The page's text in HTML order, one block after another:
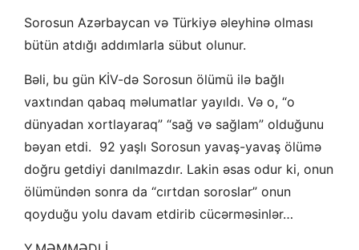
Sorosun Azərbaycan və Türkiyə əleyhinə olması
bütün atdığı addımlarla sübut olunur.
Bəli, bu gün KİV-də Sorosun ölümü ilə bağlı
vaxtından qabaq məlumatlar yayıldı. Və o, “o
dünyadan xortlayaraq” “sağ və sağlam” olduğunu
bəyan etdi. 92 yaşlı Sorosun yavaş-yavaş ölümə
doğru getdiyi danılmazdır. Lakin əsas odur ki, onun
ölümündən sonra da “cırtdan soroslar” onun
qoyduğu yolu davam etdirib cücərməsinlər…